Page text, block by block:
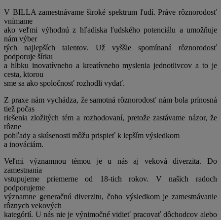
V BILLA zamestnávame široké spektrum ľudí. Práve rôznorodosť
vnímame
ako veľmi výhodnú z hľadiska ľudského potenciálu a umožňuje
nám výber
tých najlepších talentov. Už vyššie spomínaná rôznorodosť
podporuje šírku
a hĺbku inovatívneho a kreatívneho myslenia jednotlivcov a to je
cesta, ktorou
sme sa ako spoločnosť rozhodli vydať.
Z praxe nám vychádza, že samotná rôznorodosť nám bola prínosná
tiež počas
riešenia zložitých tém a rozhodovaní, pretože zastávame názor, že
rôzne
pohľady a skúsenosti môžu prispieť k lepším výsledkom
a inováciám.
Veľmi významnou témou je u nás aj veková diverzita. Do
zamestnania
vstupujeme priemerne od 18-tich rokov. V našich radoch
podporujeme
významne generačnú diverzitu, čoho výsledkom je zamestnávanie
rôznych vekových
kategórií. U nás nie je výnimočné vidieť pracovať dôchodcov alebo